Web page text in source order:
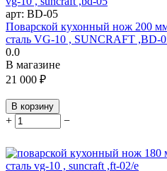
арт: BD-05
Поварской кухонный нож 200
сталь VG-10 , SUNCRAFT ,BD-
0.0
В магазине
21 000 ₽
В корзину
+ −